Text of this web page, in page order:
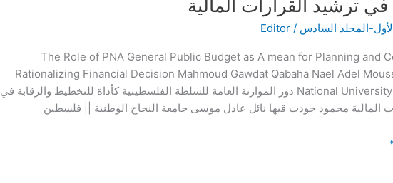
في ترشيد القرارات المالية
المجلد السادس /
Editor
The Role of PNA General Public Budget as A mean for Planning and
Rationalizing Financial Decision Mahmoud Gawdat Qabaha Nael Adel
National University || Palestine دور الموازنة العامة للسلطة الفلسطينية كأداة للتخطيط والرقابة في
المالية محمود جودت قبها نائل عادل موسى جامعة النجاح الوطنية || فلسطين